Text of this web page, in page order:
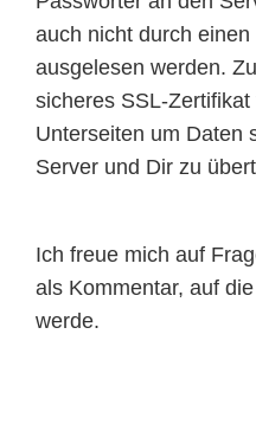
auch nicht durch
ausgelesen werden.
sicheres SSL-
Unterseiten um Daten
Server und Dir zu
Ich freue mich auf
als Kommentar, auf
werde.